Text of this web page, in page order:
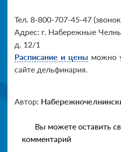
Тел. 8-800-707-45-47
Адрес: г. Набережные
д. 12/1
Расписание и цены можно
сайте дельфинария.
Автор:
Вы можете оставить
комментарий